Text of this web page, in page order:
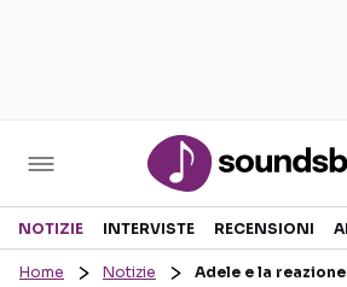
Sezioni
NOTIZIE INTERVISTE RECENSIONI
Home Notizie Adele e la